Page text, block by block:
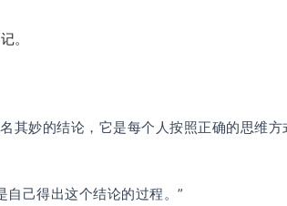
。
其妙的结论，它是每个人按照正确的思维
己得出这个结论的过程。 ”